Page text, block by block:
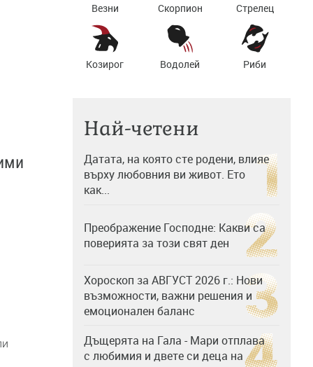
Везни Скорпион Стрелец
Козирог Водолей Риби
Най-четени
Датата, на която сте родени, влияе
върху любовния ви живот. Ето
как...
Преображение Господне: Какви са
поверията за този свят ден
Хороскоп за АВГУСТ 2026 г.: Нови
възможности, важни решения и
емоционален баланс
Дъщерята на Гала - Мари отплава
с любимия и двете си деца на